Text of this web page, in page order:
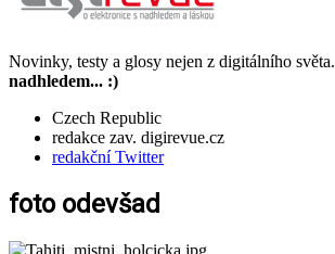
Novinky, testy a glosy nejen z digitálního světa.
nadhledem... :)
Czech Republic
redakce zav. digirevue.cz
redakční Twitter
foto odevšad